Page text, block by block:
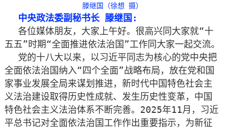
滕继国（徐想 摄）
中央政法委副秘书长 滕继国:
各位媒体朋友，大家上午好。很高兴同大家就“十
五五”时期“全面推进依法治国”工作同大家一起交流。
党的十八大以来，以习近平同志为核心的党中央把
全面依法治国纳入“四个全面”战略布局，放在党和国
家事业发展全局来谋划推进，新时代中国特色社会主
义法治建设取得历史性成就、发生历史性变革，中国
特色社会主义法治体系不断完善。2025年11月，习近
平总书记对全面依法治国工作作出重要指示，为新征